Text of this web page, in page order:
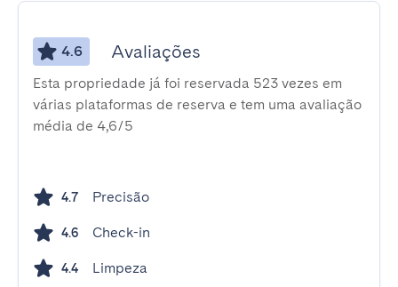
4.6 Avaliações
Esta propriedade já foi reservada 523 vezes em
várias plataformas de reserva e tem uma avaliação
média de 4,6/5
4.7 Precisão
4.6 Check-in
4.4 Limpeza